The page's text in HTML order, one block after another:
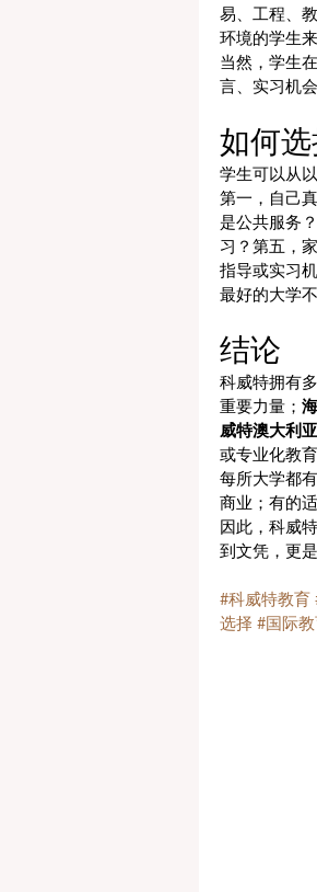
易、工程、
环境的学生
当然，学生
言、实习机
如何
学生可以从
第一，自己
是公共服务
习？第五，
指导或实习
最好的大学
结论
科威特拥有
重要力量；
威特澳大利
或专业化教育
每所大学都
商业；有的
因此，科威
到文凭，更
#科威特教育
选择 #国际